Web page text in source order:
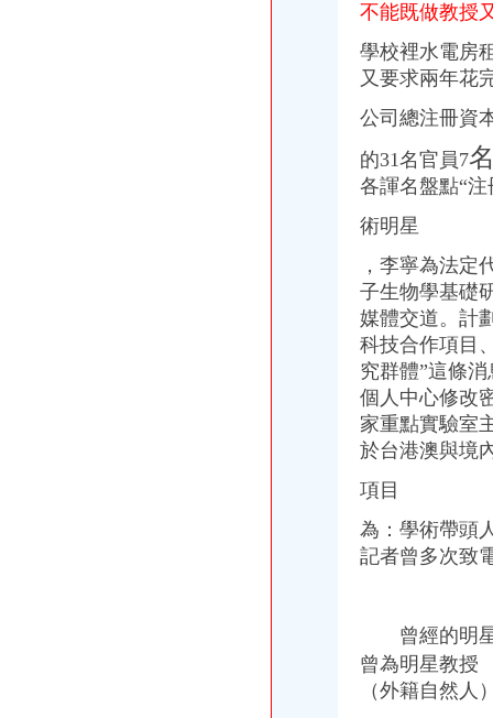
不能既做教授
學校裡水電房
又要求兩年花
公司總注冊資
的31名官員7
各諢名盤點“
術明星
，李寧為法定
子生物學基礎
媒體交道。計
科技合作項目
究群體”這條
個人中心修改
家重點實驗室
於台港澳與境
項目
為：學術帶頭
記者曾多次致
曾經的明星
曾為明星教
（外籍自然人